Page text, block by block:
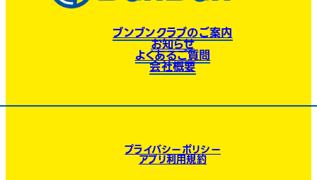
ブンブンクラブのご案内
お知らせ
よくあるご質問
会社概要
プライバシーポリシー
アプリ利用規約